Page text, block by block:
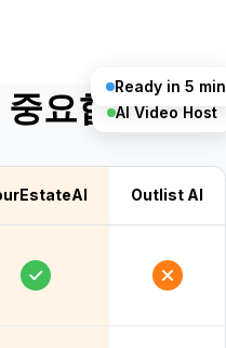
AI Video Host
Ready in 5 min
요합니다
Outlist AI